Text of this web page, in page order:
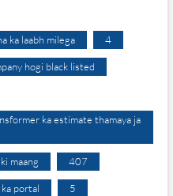
ka laabh milega 4
hogi black listed
ka estimate thamaya ja
maang 407
portal 5